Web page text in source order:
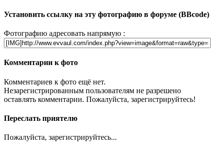
Установить ссылку на эту фотографию в форуме (BBcode)
Фотографию адресовать напрямую :
Комментарии к фото
Комментариев к фото ещё нет.
Незарегистрированным пользователям не разрешено
оставлять комментарии. Пожалуйста, зарегистрируйтесь!
Переслать приятелю
Пожалуйста, зарегистрируйтесь...